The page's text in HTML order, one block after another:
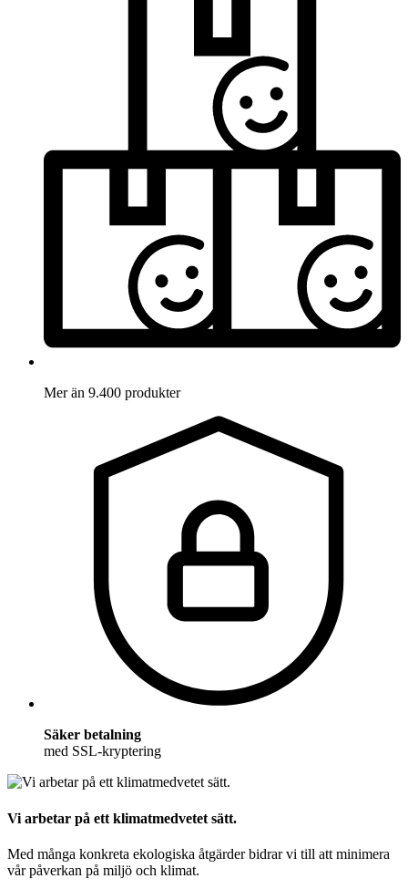
Mer än 9.400 produkter
Säker betalning
med SSL-kryptering
Vi arbetar på ett klimatmedvetet sätt.
Med många konkreta ekologiska åtgärder bidrar vi till att minimera
vår påverkan på miljö och klimat.